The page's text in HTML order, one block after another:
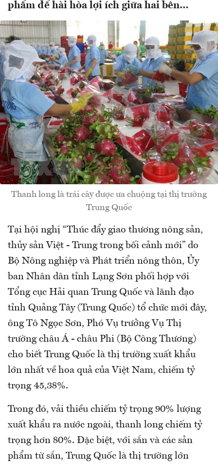
phẩm để hài hòa lợi ích giữa hai bên…
Thanh long là trái cây được ưa chuộng tại thị trường
Trung Quốc
Tại hội nghị “Thúc đẩy giao thương nông sản,
thủy sản Việt - Trung trong bối cảnh mới” do
Bộ Nông nghiệp và Phát triển nông thôn, Ủy
ban Nhân dân tỉnh Lạng Sơn phối hợp với
Tổng cục Hải quan Trung Quốc và lãnh đạo
tỉnh Quảng Tây (Trung Quốc) tổ chức mới đây,
ông Tô Ngọc Sơn, Phó Vụ trưởng Vụ Thị
trường châu Á - châu Phi (Bộ Công Thương)
cho biết Trung Quốc là thị trường xuất khẩu
lớn nhất về hoa quả của Việt Nam, chiếm tỷ
trọng 45,38%.
Trong đó, vải thiều chiếm tỷ trọng 90% lượng
xuất khẩu ra nước ngoài, thanh long chiếm tỷ
trọng hơn 80%. Đặc biệt, với sắn và các sản
phẩm từ sắn, Trung Quốc là thị trường lớn